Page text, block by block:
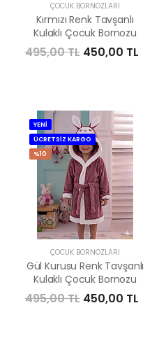
ÇOCUK BORNOZLARI
Kırmızı Renk Tavşanlı
Kulaklı Çocuk Bornozu
495,00 TL 450,00 TL
YENİ
ÜCRETSİZ KARGO
%10
ÇOCUK BORNOZLARI
Gül Kurusu Renk Tavşanlı
Kulaklı Çocuk Bornozu
495,00 TL 450,00 TL